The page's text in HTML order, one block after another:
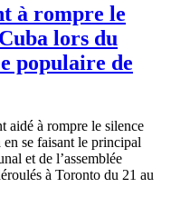
à rompre le
lors du
populaire de
aidé à rompre le silence
se faisant le principal
et de l’assemblée
à Toronto du 21 au